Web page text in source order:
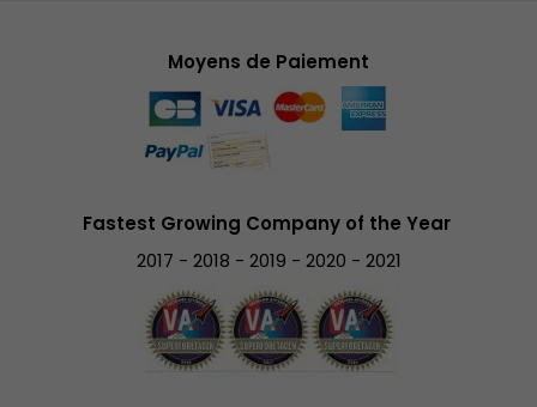
Moyens de Paiement
Fastest Growing Company of the Year
2017 - 2018 - 2019 - 2020 - 2021